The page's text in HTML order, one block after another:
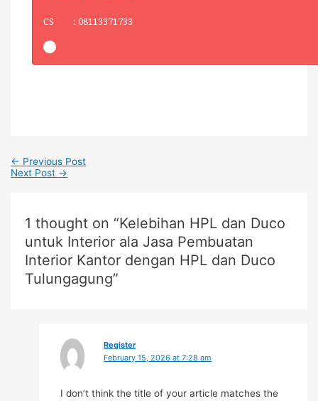
CS : 08113371733
← Previous Post
Next Post →
1 thought on “Kelebihan HPL dan Duco
untuk Interior ala Jasa Pembuatan
Interior Kantor dengan HPL dan Duco
Tulungagung”
Register
February 15, 2026 at 7:28 am
I don’t think the title of your article matches the